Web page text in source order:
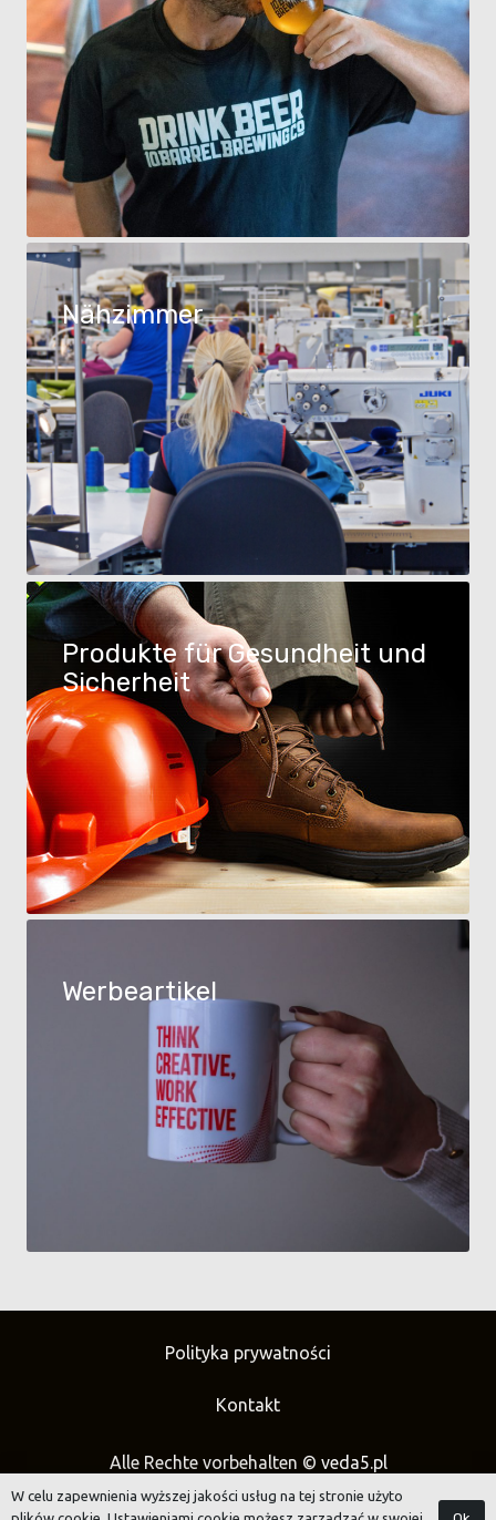
Nähzimmer
Produkte für Gesundheit und
Sicherheit
Werbeartikel
Polityka prywatności
Kontakt
Alle Rechte vorbehalten © veda5.pl
W celu zapewnienia wyższej jakości usług na tej stronie użyto